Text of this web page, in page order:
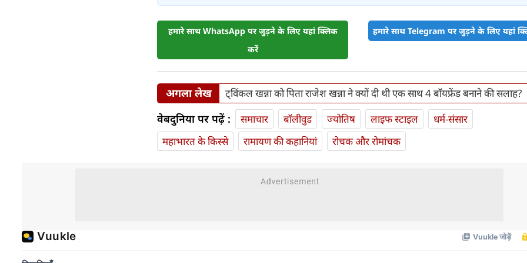
हमारे साथ WhatsApp पर जुड़ने के लिए यहां क्लिक
करें
हमारे साथ Telegram पर जुड़ने के लिए यहां
अगला लेख ट्विंकल खन्ना को पिता राजेश खन्ना ने क्यों दी थी एक साथ 4 बॉयफ्रेंड बनाने की सलाह?
वेबदुनिया पर पढ़ें : समाचार बॉलीवुड ज्योतिष लाइफ स्‍टाइल
धर्म-संसार
महाभारत के किस्से
रामायण की कहानियां रोचक और रोमांचक